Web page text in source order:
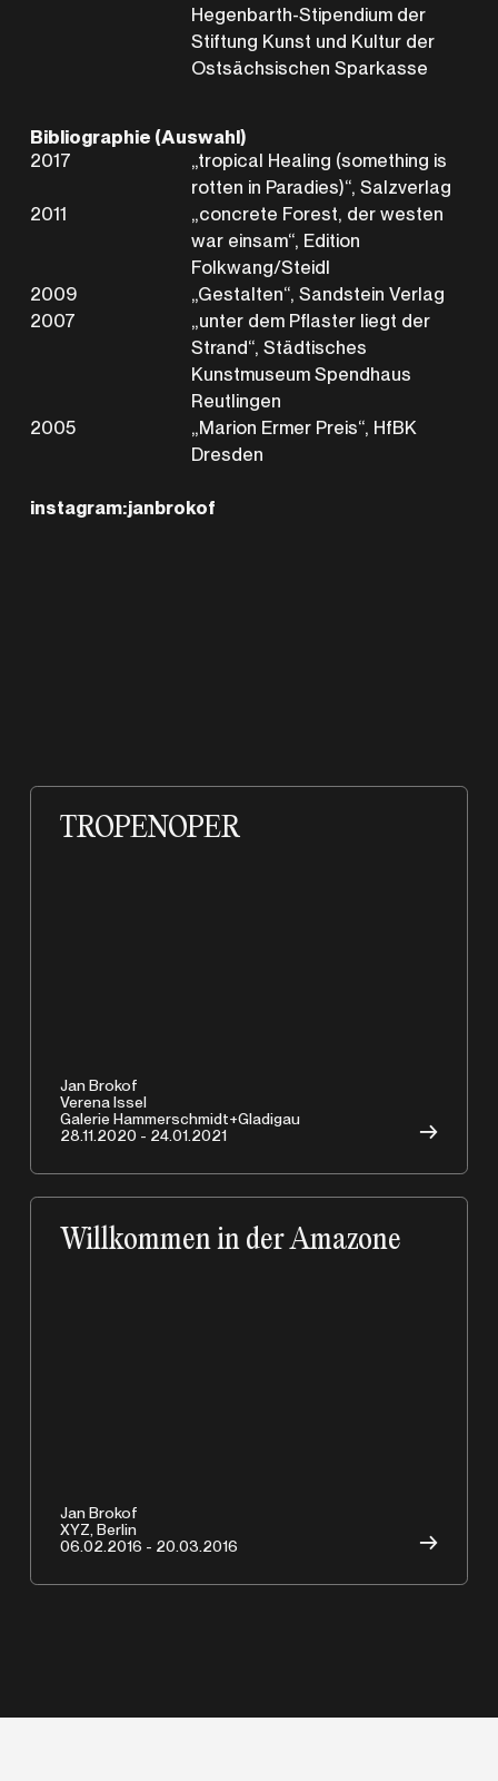
Hegenbarth-Stipendium der
Stiftung Kunst und Kultur der
Ostsächsischen Sparkasse
Bibliographie (Auswahl)
2017
„tropical Healing (something is
rotten in Paradies)“, Salzverlag
2011
„concrete Forest, der westen
war einsam“, Edition
Folkwang/Steidl
2009
„Gestalten“, Sandstein Verlag
2007
„unter dem Pflaster liegt der
Strand“, Städtisches
Kunstmuseum Spendhaus
Reutlingen
2005
„Marion Ermer Preis“, HfBK
Dresden
instagram:janbrokof
TROPENOPER
Jan Brokof
Verena Issel
Galerie Hammerschmidt+Gladigau
28.11.2020 - 24.01.2021
→
Willkommen in der Amazone
Jan Brokof
XYZ, Berlin
06.02.2016 - 20.03.2016
→